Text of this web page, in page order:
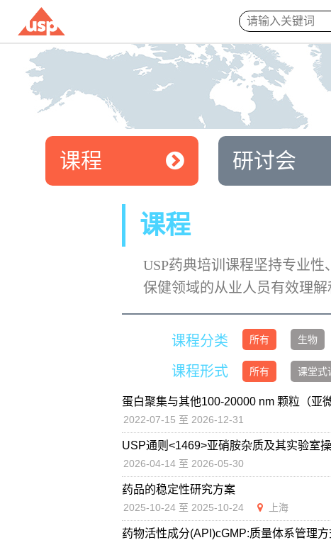
课程 研讨会
课程
USP药典培训课程坚持专业
保健领域的从业人员有效理解
课程分类 所有 生物
课程形式 所有 课堂式
蛋白聚集与其他100-20000 nm 颗粒（亚
2022-07-15 至 2026-12-31
USP通则<1469>亚硝胺杂质及其实验室
2026-04-14 至 2026-05-30
药品的稳定性研究方案
2025-10-24 至 2025-10-24 上海
药物活性成分(API)cGMP:质量体系管理方